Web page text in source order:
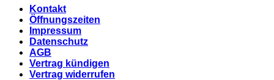
Kontakt
Öffnungszeiten
Impressum
Datenschutz
AGB
Vertrag kündigen
Vertrag widerrufen